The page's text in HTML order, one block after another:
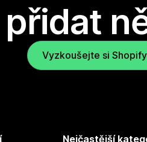
Vyzkoušejte si
Nejčastější